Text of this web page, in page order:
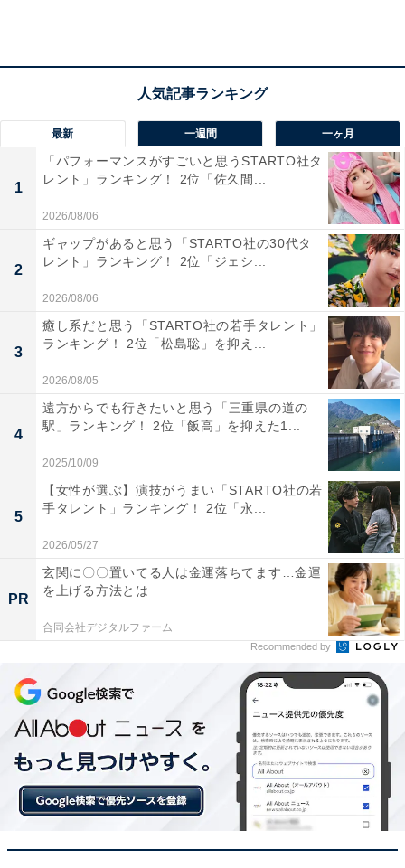
1位の伊藤忠商事は、2021年10月に「女性活躍推進委員
会」を取締役会の任意諮問委員会として設置し、女性の
役職登用などを推進しています。
2位のリクルートホールディングスは、従業員女性比
率・採用における女性比率が高く、50％に近い数値とな
っています。2008年には事業所内保育園を設立するな
ど、ワーキングマザーを手厚くサポート。課長相当の女
性管理職比率や課長職の産育休取得率が上昇しているの
も特徴です。
3位の三菱商事は、経営ポジションを担う女性社員への
キャリア支援を整備し、意欲向上・視野拡大を図る取り
組みなどを実施しています。また、育児休業や子の学校
行事休暇など、仕事と子育ての両立も支援しています。
最新 一週間 一ヶ月
1
「パフォーマンスがすごいと思うSTARTO社タ
レント」ランキング！ 2位「佐久間...
2026/08/06
2
ギャップがあると思う「STARTO社の30代タ
レント」ランキング！ 2位「ジェシ...
2026/08/06
3
癒し系だと思う「STARTO社の若手タレント」
ランキング！ 2位「松島聡」を抑え...
2026/08/05
4
遠方からでも行きたいと思う「三重県の道の
駅」ランキング！ 2位「飯高」を抑えた1...
2025/10/09
5
【女性が選ぶ】演技がうまい「STARTO社の若
手タレント」ランキング！ 2位「永...
2026/05/27
PR
玄関に〇〇置いてる人は金運落ちてます…金運
を上げる方法とは
合同会社デジタルファーム
Recommended by